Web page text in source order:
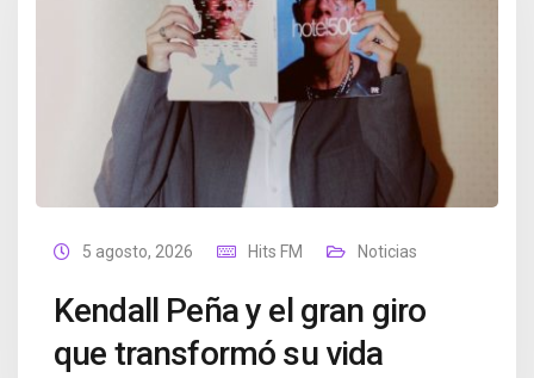
5 agosto, 2026 Hits FM Noticias
Kendall Peña y el gran giro
que transformó su vida